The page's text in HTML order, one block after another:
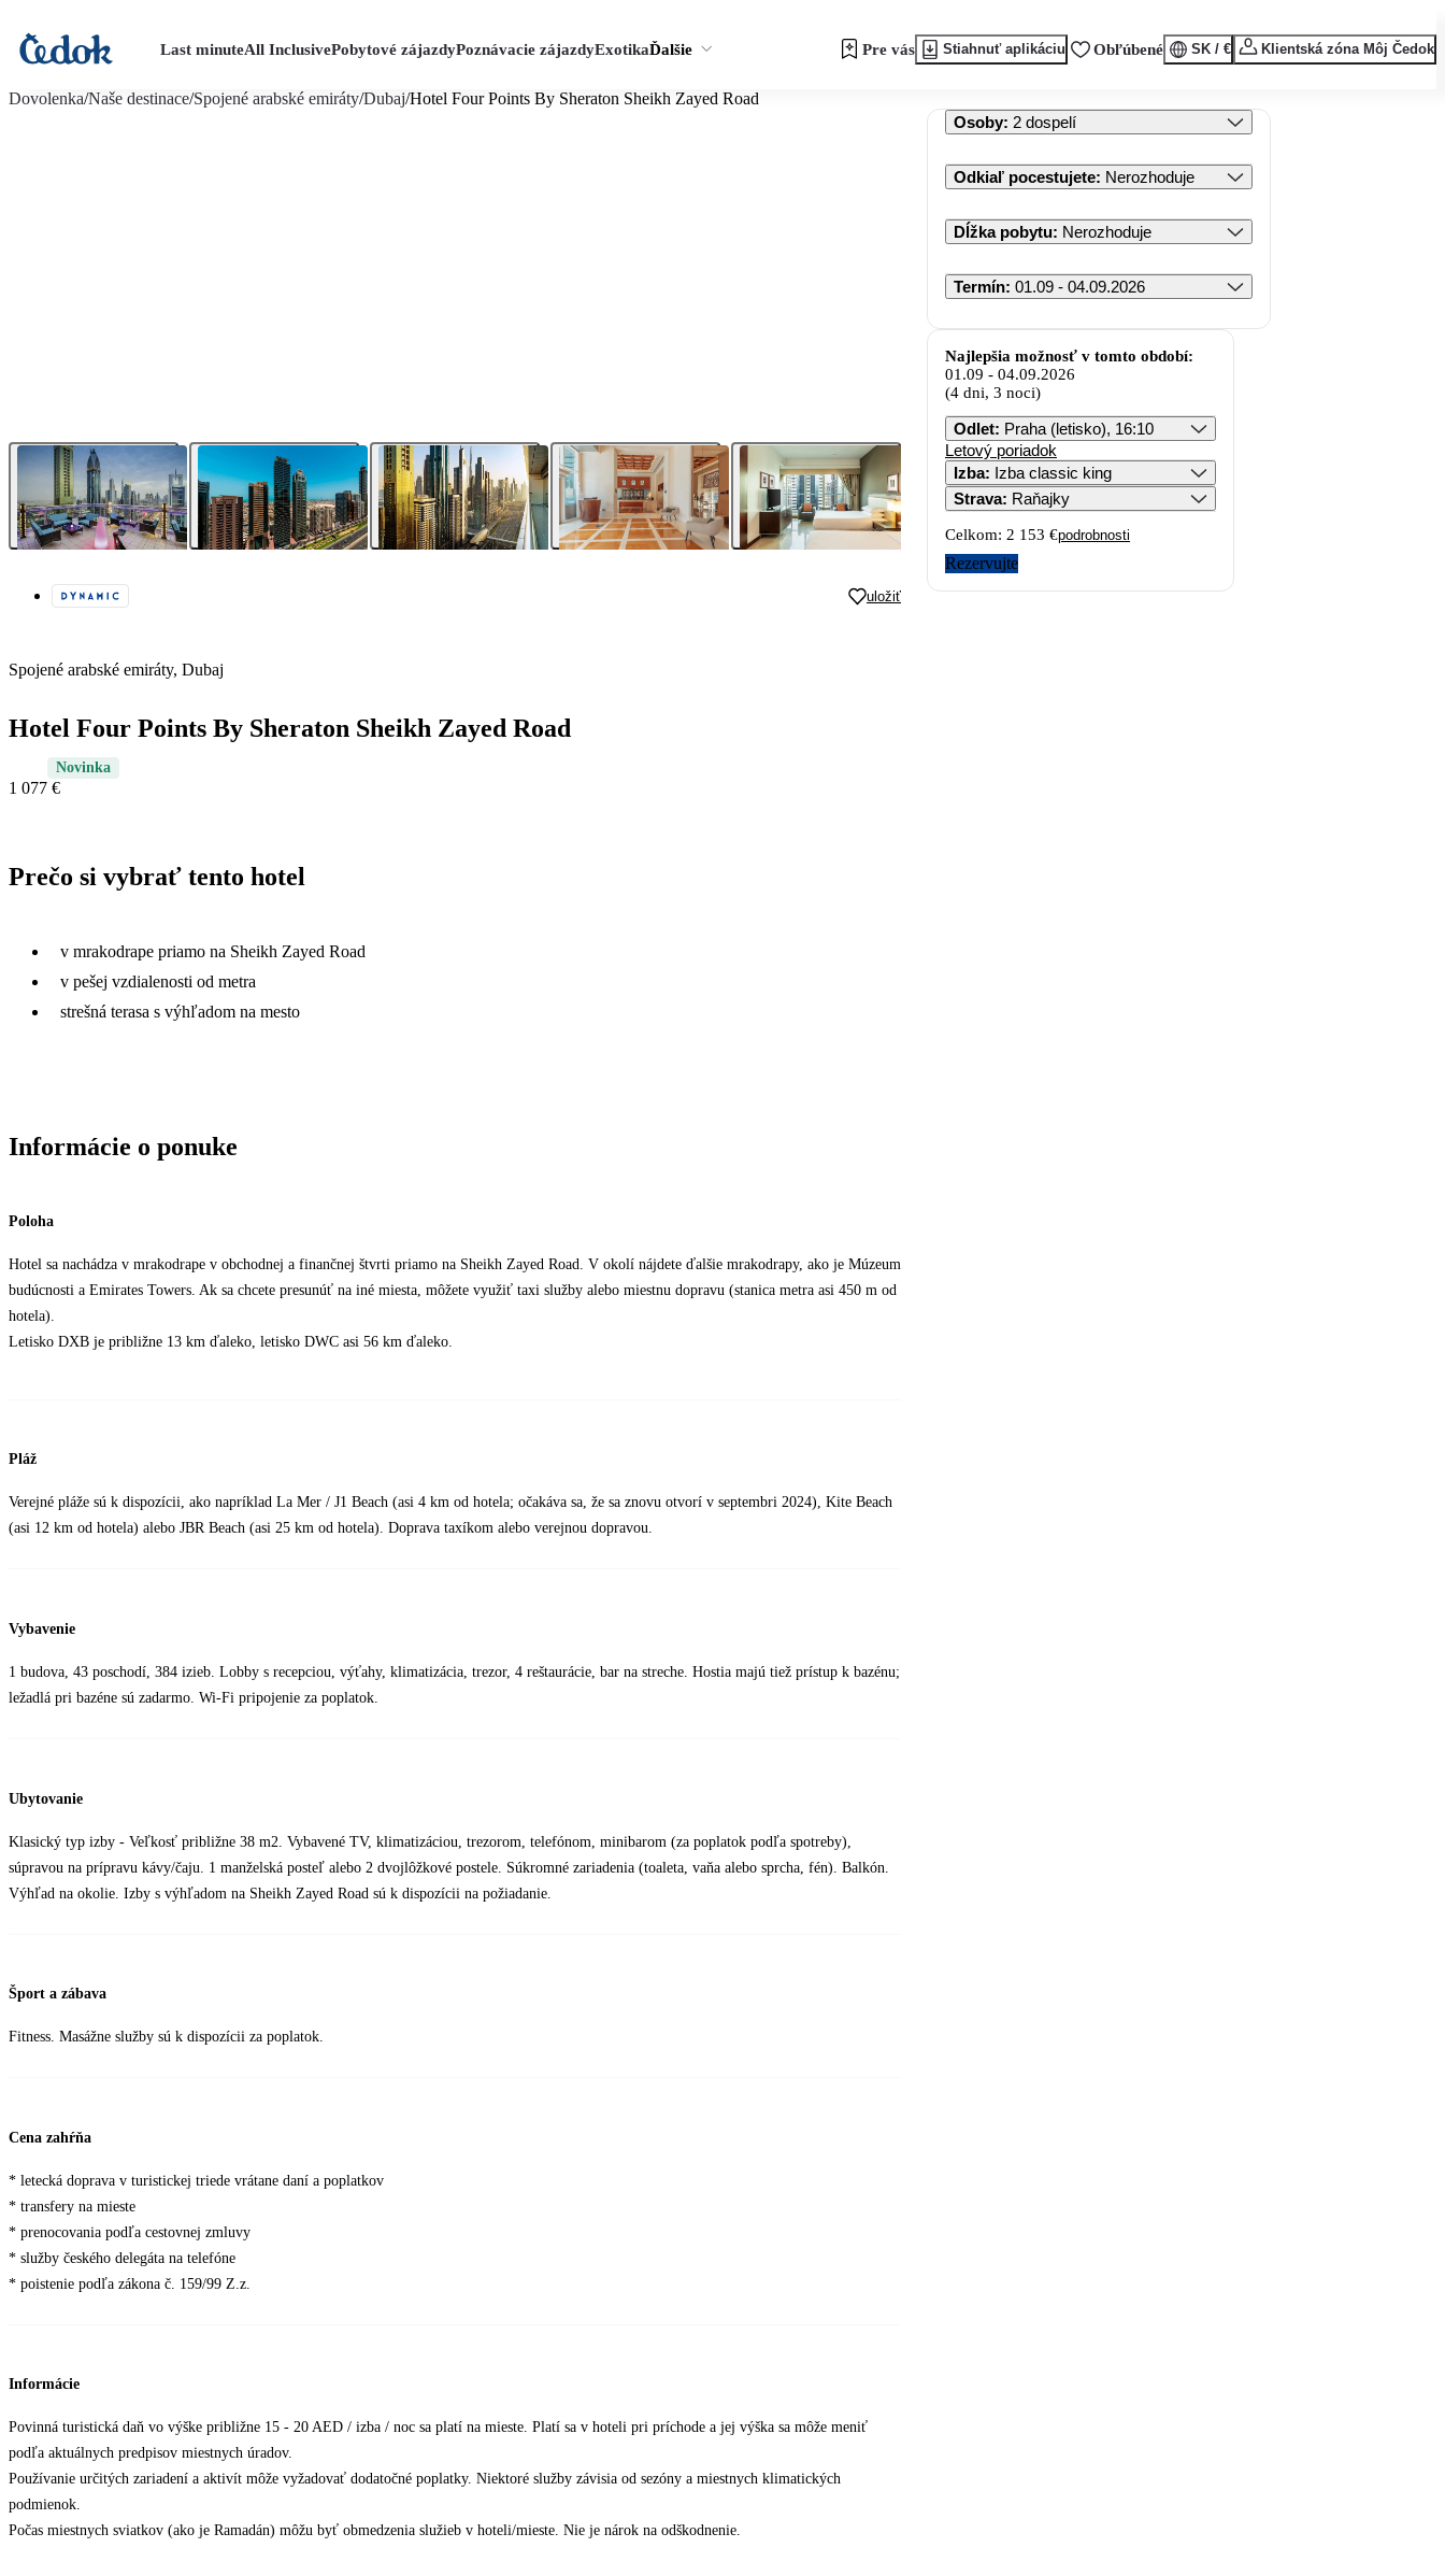
Last minuteAll InclusivePobytové zájazdyPoznávacie zájazdyExotikaĎalšie Pre vás Stiahnuť aplikáciu Obľúbené SK / € Klientská zóna Môj Čedok
Dovolenka/Naše destinace/Spojené arabské emiráty/Dubaj/Hotel Four Points By Sheraton Sheikh Zayed Road
uložiť
Spojené arabské emiráty, Dubaj
Hotel Four Points By Sheraton Sheikh Zayed Road
Novinka
1 077 €
Prečo si vybrať tento hotel
v mrakodrape priamo na Sheikh Zayed Road
v pešej vzdialenosti od metra
strešná terasa s výhľadom na mesto
Informácie o ponuke
Poloha
Hotel sa nachádza v mrakodrape v obchodnej a finančnej štvrti priamo na Sheikh Zayed Road. V okolí nájdete ďalšie mrakodrapy, ako je Múzeum
budúcnosti a Emirates Towers. Ak sa chcete presunúť na iné miesta, môžete využiť taxi služby alebo miestnu dopravu (stanica metra asi 450 m od
hotela).
Letisko DXB je približne 13 km ďaleko, letisko DWC asi 56 km ďaleko.
Pláž
Verejné pláže sú k dispozícii, ako napríklad La Mer / J1 Beach (asi 4 km od hotela; očakáva sa, že sa znovu otvorí v septembri 2024), Kite Beach
(asi 12 km od hotela) alebo JBR Beach (asi 25 km od hotela). Doprava taxíkom alebo verejnou dopravou.
Vybavenie
1 budova, 43 poschodí, 384 izieb. Lobby s recepciou, výťahy, klimatizácia, trezor, 4 reštaurácie, bar na streche. Hostia majú tiež prístup k bazénu;
ležadlá pri bazéne sú zadarmo. Wi-Fi pripojenie za poplatok.
Ubytovanie
Klasický typ izby - Veľkosť približne 38 m2. Vybavené TV, klimatizáciou, trezorom, telefónom, minibarom (za poplatok podľa spotreby),
súpravou na prípravu kávy/čaju. 1 manželská posteľ alebo 2 dvojlôžkové postele. Súkromné zariadenia (toaleta, vaňa alebo sprcha, fén). Balkón.
Výhľad na okolie. Izby s výhľadom na Sheikh Zayed Road sú k dispozícii na požiadanie.
Šport a zábava
Fitness. Masážne služby sú k dispozícii za poplatok.
Cena zahŕňa
* letecká doprava v turistickej triede vrátane daní a poplatkov
* transfery na mieste
* prenocovania podľa cestovnej zmluvy
* služby českého delegáta na telefóne
* poistenie podľa zákona č. 159/99 Z.z.
Informácie
Povinná turistická daň vo výške približne 15 - 20 AED / izba / noc sa platí na mieste. Platí sa v hoteli pri príchode a jej výška sa môže meniť
podľa aktuálnych predpisov miestnych úradov.
Používanie určitých zariadení a aktivít môže vyžadovať dodatočné poplatky. Niektoré služby závisia od sezóny a miestnych klimatických
podmienok.
Počas miestnych sviatkov (ako je Ramadán) môžu byť obmedzenia služieb v hoteli/mieste. Nie je nárok na odškodnenie.
Osoby: 2 dospelí
Odkiaľ pocestujete: Nerozhoduje
Dĺžka pobytu: Nerozhoduje
Termín: 01.09 - 04.09.2026
Najlepšia možnosť v tomto období:
01.09 - 04.09.2026
(4 dni, 3 noci)
Odlet: Praha (letisko), 16:10
Letový poriadok
Izba: Izba classic king
Strava: Raňajky
Celkom: 2 153 €podrobnosti
Rezervujte